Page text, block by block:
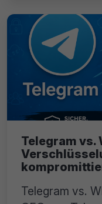
Telegram vs.
Telegram vs.